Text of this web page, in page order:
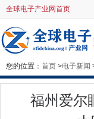
全球电子产业网首页
您的位置： 首页 >电子新闻
福州爱尔